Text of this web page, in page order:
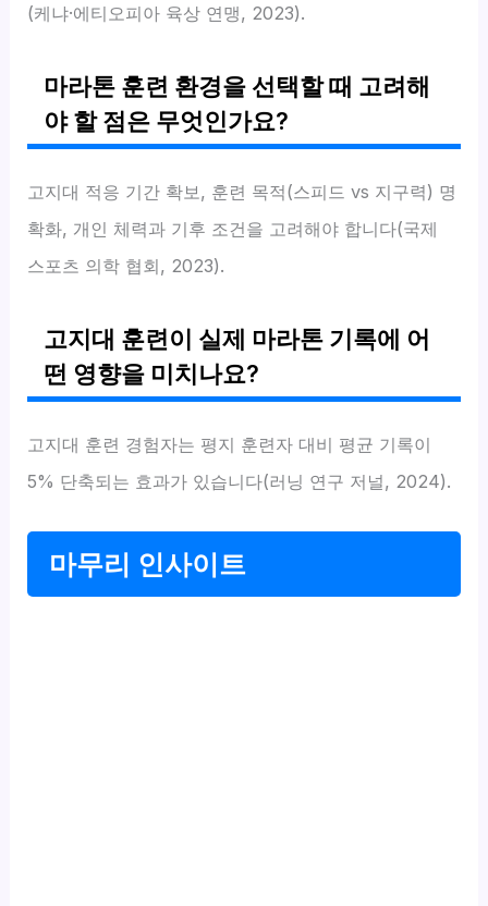
(케냐·에티오피아 육상 연맹, 2023).
마라톤 훈련 환경을 선택할 때 고려해
야 할 점은 무엇인가요?
고지대 적응 기간 확보, 훈련 목적(스피드 vs 지구력) 명
확화, 개인 체력과 기후 조건을 고려해야 합니다(국제
스포츠 의학 협회, 2023).
고지대 훈련이 실제 마라톤 기록에 어
떤 영향을 미치나요?
고지대 훈련 경험자는 평지 훈련자 대비 평균 기록이
5% 단축되는 효과가 있습니다(러닝 연구 저널, 2024).
마무리 인사이트